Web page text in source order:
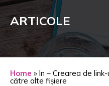
ARTICOLE
Home » ln – Crearea de
către alte fișiere